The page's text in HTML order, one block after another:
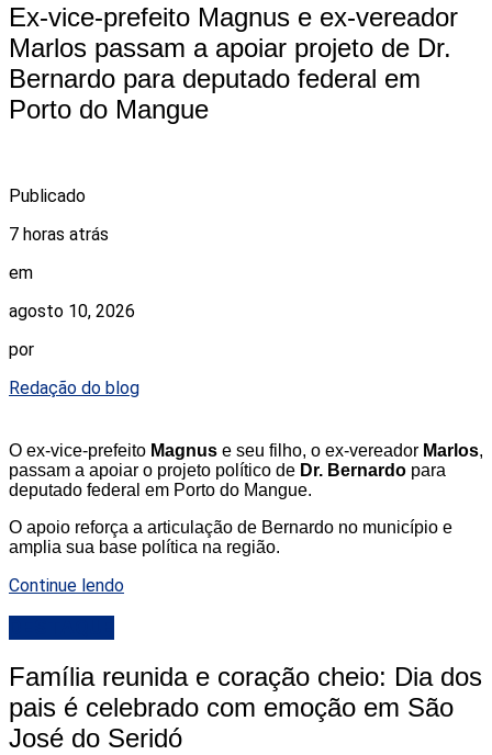
Ex-vice-prefeito Magnus e ex-vereador
Marlos passam a apoiar projeto de Dr.
Bernardo para deputado federal em
Porto do Mangue
Publicado
7 horas atrás
em
agosto 10, 2026
por
Redação do blog
O ex-vice-prefeito Magnus e seu filho, o ex-vereador Marlos,
passam a apoiar o projeto político de Dr. Bernardo para
deputado federal em Porto do Mangue.
O apoio reforça a articulação de Bernardo no município e
amplia sua base política na região.
Continue lendo
Família reunida e coração cheio: Dia dos
pais é celebrado com emoção em São
José do Seridó